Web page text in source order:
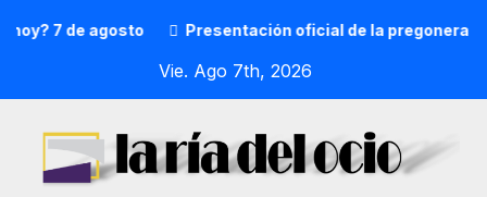
de agosto Presentación oficial de la pregonera y
Vie. Ago 7th, 2026